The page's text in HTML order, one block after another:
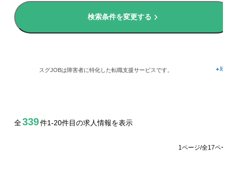
よくあるご質問検索条件を変更する
スグJOBは障害者に特化した転職支援サービスです。 +続
1-20件目の求人情報を表示
全339件
1ページ/全17ペ